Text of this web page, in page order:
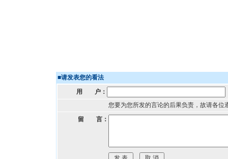
■请发表您的看法
用 户：
您要为您所发的言论的后果负责，故请各位
留 言：